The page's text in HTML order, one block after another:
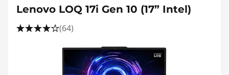
Lenovo LOQ 17i Gen 10 (17” Intel)
(64)